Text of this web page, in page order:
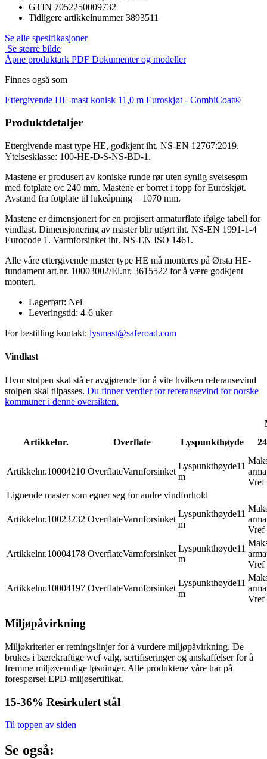
GTIN 7052250009732
Tidligere artikkelnummer 3893511
Se alle spesifikasjoner
Se større bilde
Åpne produktark PDF Dokumenter og modeller
Finnes også som
Ettergivende HE-mast konisk 11,0 m Euroskjøt - CombiCoat®
Produktdetaljer
Ettergivende mast type HE, godkjent iht. NS-EN 12767:2019.
Ytelsesklasse: 100-HE-D-S-NS-BD-1.
Mastene er produsert av koniske runde rør uten synlig sveisesøm
med fotplate c/c 240 mm. Mastene er borret i topp for Euroskjøt.
Avstand fra fotplate til lukeåpning = 1070 mm.
Mastene er dimensjonert for en projisert armaturflate ifølge tabell for
vindlast. Dimensjonering av master blir utført iht. NS-EN 1991-1-4
Eurocode 1. Varmforsinket iht. NS-EN ISO 1461.
Alle våre ettergivende master type HE må monteres på Ørsta HE-
fundament art.nr. 10003002/El.nr. 3615522 for å være godkjent
montert.
Lagerført: Nei
Leveringstid: 4-6 uker
For bestilling kontakt: lysmast@saferoad.com
Vindlast
Hvor stolpen skal stå er avgjørende for å vite hvilken referansevind
stolpen skal tilpasses. Du finner verdier for referansevind for norske
kommuner i denne oversikten.
Artikkelnr.
Overflate Lyspunkthøyde
Artikkelnr.10004210 OverflateVarmforsinket
Lyspunkthøyde11
m
Vref
Lignende master som egner seg for andre vindforhold
Artikkelnr.10023232 OverflateVarmforsinket
Lyspunkthøyde11
m
Vref
Artikkelnr.10004178 OverflateVarmforsinket
Lyspunkthøyde11
m
Vref
Artikkelnr.10004197 OverflateVarmforsinket
Lyspunkthøyde11
m
Vref
Miljøpåvirkning
Miljøkriterier er retningslinjer for å vurdere miljøpåvirkning. De
brukes i bærekraftige wef valg, sertifiseringer og anskaffelser for å
fremme miljøvennlige løsninger. Alle produktene våre har på
forespørsel EPD-miljøsertifikat.
15-36% Resirkulert stål
Til toppen av siden
Se også: